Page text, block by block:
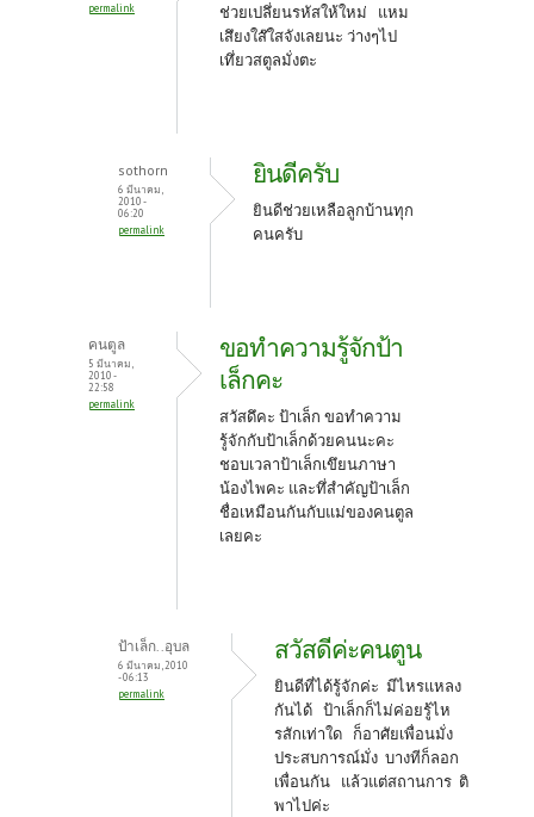
permalink
ช่วยเปลึ่ยนรหัสให้ใหม่ แหม
เสึยงใส๊ใสจังเลยนะ ว่างๆไป
เทึ่ยวสตูลมั่งตะ
sothorn
6 มีนาคม,
2010 -
06:20
permalink
ยินดีครับ
ยินดีช่วยเหลือลูกบ้านทุก
คนครับ
คนตูล
5 มีนาคม,
2010 -
22:58
permalink
ขอทำความรู้จักป้า
เล็กคะ
สวัสดึคะ ป้าเล็ก ขอทำความ
รู้จักกับป้าเล็กด้วยคนนะคะ
ชอบเวลาป้าเล็กเขึยนภาษา
น้องไพคะ และทึ่สำคัญป้าเล็ก
ชื่อเหมือนกันกับแม่ของคนตูล
เลยคะ
ป้าเล็ก..อุบล
6 มีนาคม, 2010
- 06:13
permalink
สวัสดีค่ะคนตูน
ยินดีที่ได้รู้จักค่ะ มีไหรแหลง
กันได้ ป้าเล็กก็ไม่ค่อยรู้ไห
รสักเท่าใด ก็อาศัยเพื่อนมั่ง
ประสบการณ์มั่ง บางทีก็ลอก
เพื่อนกัน แล้วแต่สถานการ ติ
พาไปค่ะ